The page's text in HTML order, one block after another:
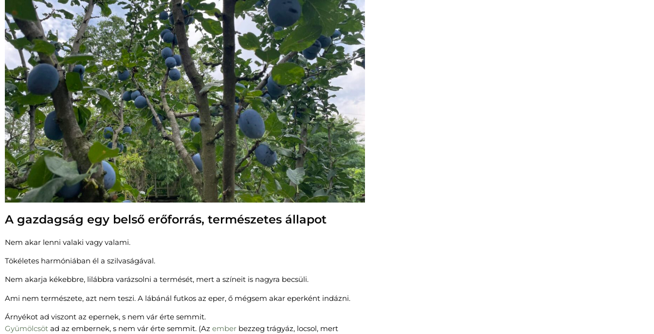
A gazdagság egy belső erőforrás, természetes állapot
Nem akar lenni valaki vagy valami.
Tökéletes harmóniában él a szilvaságával.
Nem akarja kékebbre, lilábbra varázsolni a termését, mert a színeit is nagyra becsüli.
Ami nem természete, azt nem teszi. A lábánál futkos az eper, ő mégsem akar eperként indázni.
Árnyékot ad viszont az epernek, s nem vár érte semmit.
Gyümölcsöt ad az embernek, s nem vár érte semmit. (Az ember bezzeg trágyáz, locsol, mert